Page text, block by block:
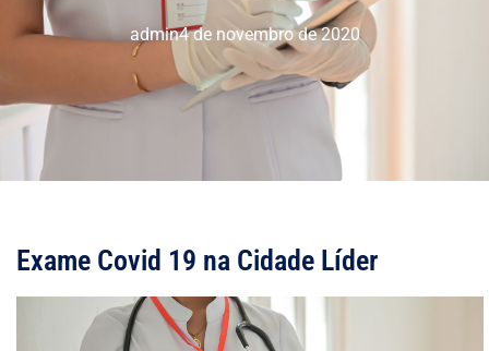
admin4 de novembro de 2020
Exame Covid 19 na Cidade Líder